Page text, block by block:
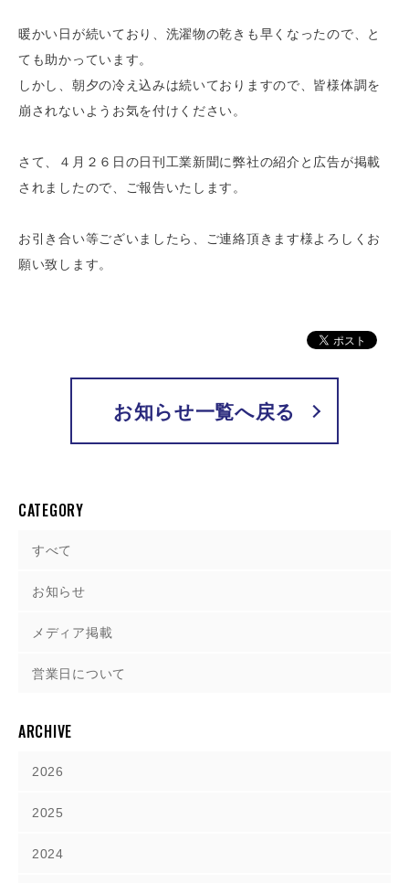
暖かい日が続いており、洗濯物の乾きも早くなったので、と
ても助かっています。
しかし、朝夕の冷え込みは続いておりますので、皆様体調を
崩されないようお気を付けください。
さて、４月２６日の日刊工業新聞に弊社の紹介と広告が掲載
されましたので、ご報告いたします。
お引き合い等ございましたら、ご連絡頂きます様よろしくお
願い致します。
お知らせ一覧へ戻る
CATEGORY
すべて
お知らせ
メディア掲載
営業日について
ARCHIVE
2026
2025
2024